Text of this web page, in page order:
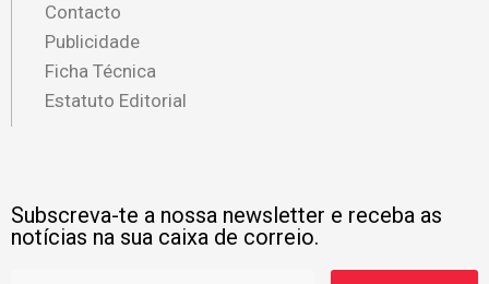
Contacto
Publicidade
Ficha Técnica
Estatuto Editorial
Subscreva-te a nossa newsletter e receba as
notícias na sua caixa de correio.